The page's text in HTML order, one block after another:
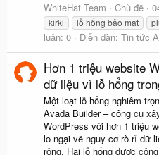
WhiteHat Team
Chủ đề
kirki
lỗ hổng bảo mật
luận: 0
Diễn đàn: Tin tức
Hơn 1 triệu website
dữ liệu vì lỗ hổng
Một loạt lỗ hổng nghiêm
Avada Builder – công cụ
WordPress với hơn 1 triệu
lo ngại về nguy cơ rò rỉ dữ
rộng. Hai lỗ hổng được